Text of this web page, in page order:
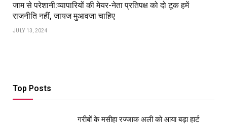
जाम से परेशानी:व्यापारियों की मेयर-नेता प्रतिपक्ष को दो टूक हमें
राजनीति नहीं, जायज मुआवजा चाहिए
JULY 13, 2024
Top Posts
गरीबों के मसीहा रज्‍जाक अली को आया बड़ा हार्ट